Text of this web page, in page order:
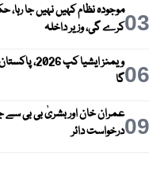
03موجودہ نظام کہیں نہیں جا
کرے گی، وزیر داخلہ
06
ویمنز ایشیا
گا
09عمران خان اور بشریٰ بی بی
درخواست دائر